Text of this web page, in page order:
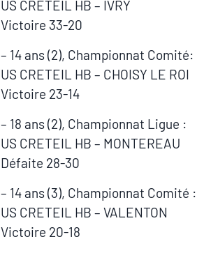
US CRETEIL HB – IVRY
Victoire 33-20
– 14 ans (2), Championnat Comité:
US CRETEIL HB – CHOISY LE ROI
Victoire 23-14
– 18 ans (2), Championnat Ligue :
US CRETEIL HB – MONTEREAU
Défaite 28-30
– 14 ans (3), Championnat Comité :
US CRETEIL HB – VALENTON
Victoire 20-18